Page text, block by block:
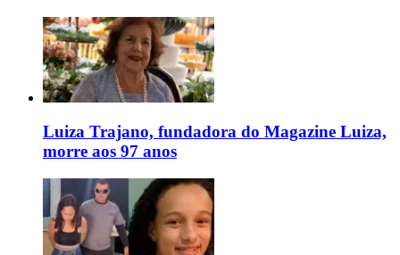
Luiza Trajano, fundadora do Magazine Luiza,
morre aos 97 anos